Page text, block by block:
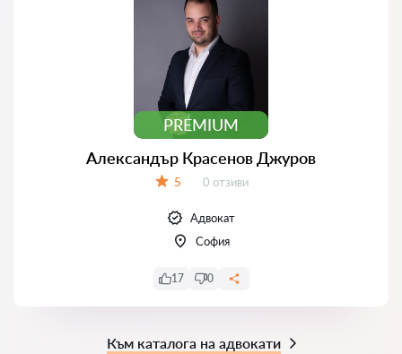
PREMIUM
Александър Красенов Джуров
5 Отзиви:
0 отзиви
Адвокат
София
17 0
Към каталога на адвокати